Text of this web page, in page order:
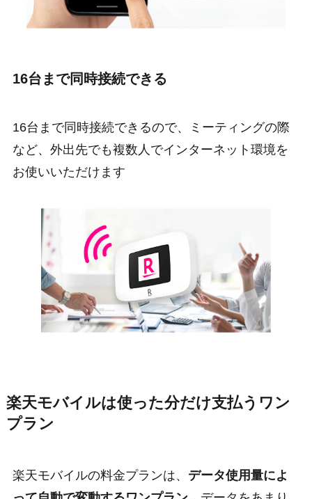
16台まで同時接続できる
16台まで同時接続できるので、ミーティングの際
など、外出先でも複数人でインターネット環境を
お使いいただけます
楽天モバイルは使った分だけ支払うワン
プラン
楽天モバイルの料金プランは、 データ使用量によ